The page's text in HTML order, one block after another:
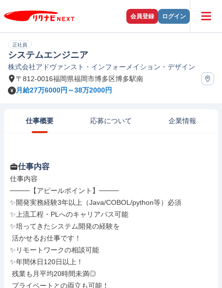
会員登録 ログイン
正社員
システムエンジニア
株式会社アドヴァンスト・インフォーメイション・デザイン
〒812-0016福岡県福岡市博多区博多駅南
月給27万6000円～38万2000円
仕事概要 応募について 企業情報
仕事内容
仕事内容
────【アピールポイント】────
✨開発実務経験3年以上（Java/COBOL/python等）必須
✨上流工程・PLへのキャリアパス可能
✨培ってきたシステム開発の経験を
✨リモートワークの相談可能
✨年間休日120日以上！